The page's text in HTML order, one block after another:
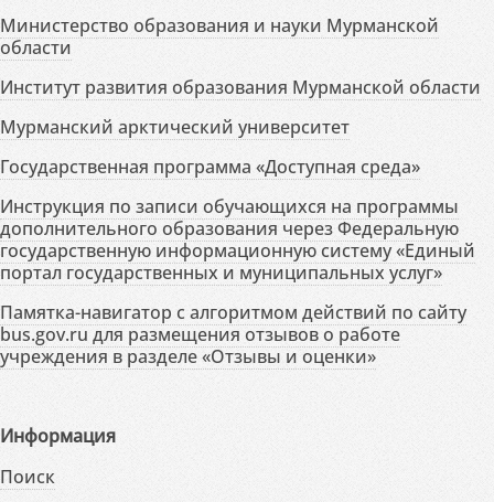
Министерство образования и науки Мурманской
области
Институт развития образования Мурманской области
Мурманский арктический университет
Государственная программа «Доступная среда»
Инструкция по записи обучающихся на программы
дополнительного образования через Федеральную
государственную информационную систему «Единый
портал государственных и муниципальных услуг»
Памятка-навигатор с алгоритмом действий по сайту
bus.gov.ru для размещения отзывов о работе
учреждения в разделе «Отзывы и оценки»
Информация
Поиск